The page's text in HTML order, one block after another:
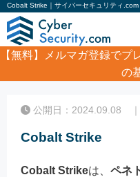
Cobalt Strike｜サイバーセキュリティ.com
【無料】
メルマガ登録でプ
の
公開日：2024.09.08
Cobalt Strike
Cobalt Strikeは、 ペネ